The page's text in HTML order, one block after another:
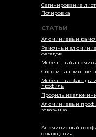
СТАТЬИ
Алюминиевый
Система
Профиль из
Алюминиевый
охлаждения
Алюминиевый
заказчика
Мебельные фасады
профиль
Мебельный
Рамочный
фасадов
Сатинирование
Полировка